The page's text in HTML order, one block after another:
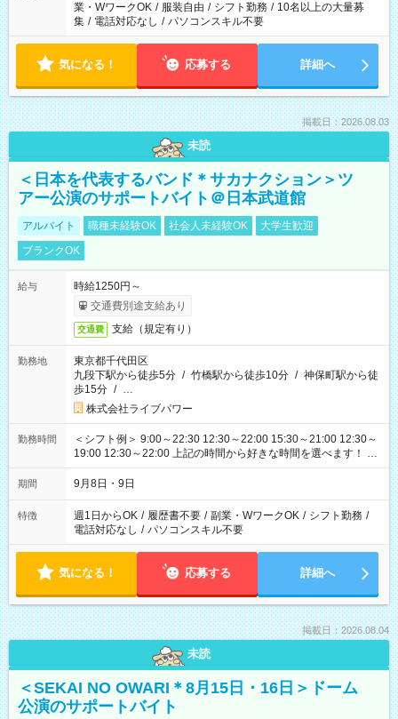
業・WワークOK / 服装自由 / シフト勤務 / 10名以上の大量募
集 / 電話対応なし / パソコンスキル不要
気になる！ 応募する 詳細へ
掲載日：2026.08.03
未読
＜日本を代表するバンド＊サカナクション＞ツ
アー公演のサポートバイト＠日本武道館
アルバイト 職種未経験OK 社会人未経験OK
大学生歓迎
ブランクOK
給与
時給1250円～
交通費別途支給あり
交通費 支給（規定有り）
勤務地
東京都千代田区
九段下駅から徒歩5分 / 竹橋駅から徒歩10分 / 神保町駅から徒
歩15分 / …
株式会社ライブパワー
勤務時間
＜シフト例＞ 9:00～22:30 12:30～22:00 15:30～21:00 12:30～
19:00 12:30～22:00 上記の時間から好きな時間を選べます！ ※
時間は変更となる可能性があります
期間 9月8日・9日
特徴 週1日からOK / 履歴書不要 / 副業・WワークOK / シフト勤務 /
電話対応なし / パソコンスキル不要
気になる！ 応募する 詳細へ
掲載日：2026.08.04
未読
＜SEKAI NO OWARI＊8月15日・16日＞ドーム
公演のサポートバイト